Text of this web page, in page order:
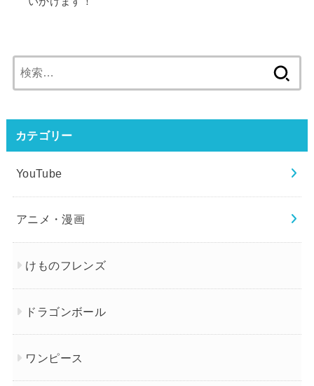
索:
カテゴリー
YouTube
アニメ・漫画
けものフレンズ
ドラゴンボール
ワンピース